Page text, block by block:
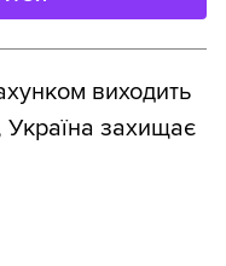
виходить
захищає